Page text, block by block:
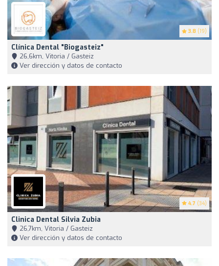
3.8 (19)
Clínica Dental "Biogasteiz"
26,6km, Vitoria / Gasteiz
Ver dirección y datos de contacto
4.7 (34)
Clinica Dental Silvia Zubia
26,7km, Vitoria / Gasteiz
Ver dirección y datos de contacto